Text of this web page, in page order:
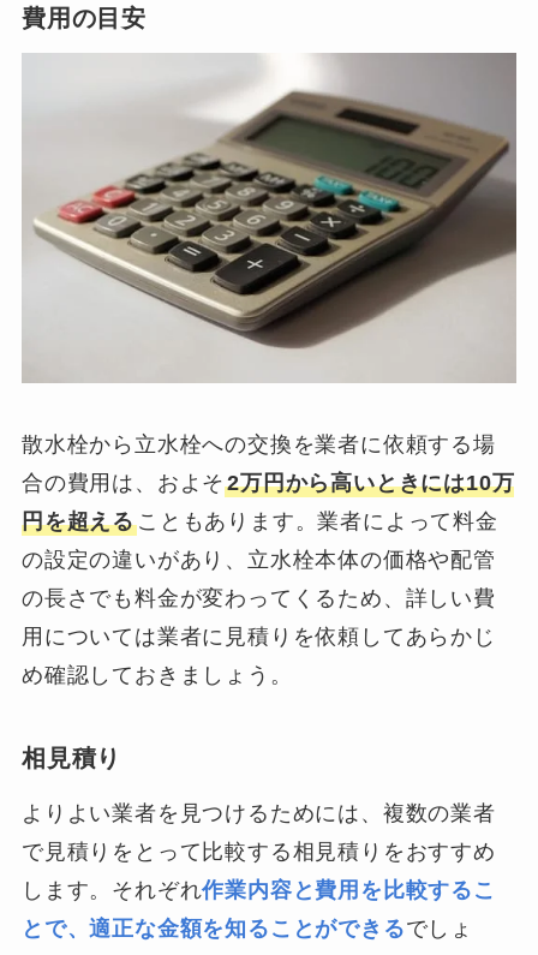
費用の目安
散水栓から立水栓への交換を業者に依頼する場
合の費用は、およそ2万円から高いときには10万
円を超えることもあります。業者によって料金
の設定の違いがあり、立水栓本体の価格や配管
の長さでも料金が変わってくるため、詳しい費
用については業者に見積りを依頼してあらかじ
め確認しておきましょう。
相見積り
よりよい業者を見つけるためには、複数の業者
で見積りをとって比較する相見積りをおすすめ
します。それぞれ作業内容と費用を比較するこ
とで、適正な金額を知ることができるでしょ